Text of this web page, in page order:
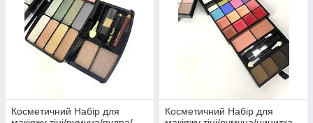
Косметичний Набір для
Косметичний Набір для